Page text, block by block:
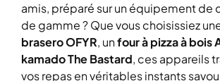
amis, préparé sur un équipement de
de gamme ? Que vous choisissiez
brasero OFYR, unfour à pizza à bois
kamado The Bastard, ces appareils
vos repas en véritables instants